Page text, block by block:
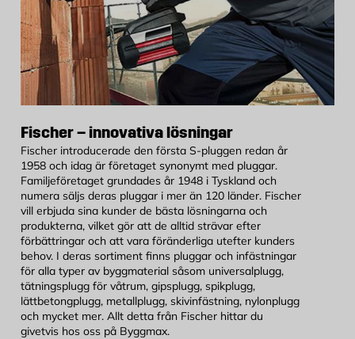
Fischer – innovativa lösningar
Fischer introducerade den första S-pluggen redan år
1958 och idag är företaget synonymt med pluggar.
Familjeföretaget grundades år 1948 i Tyskland och
numera säljs deras pluggar i mer än 120 länder. Fischer
vill erbjuda sina kunder de bästa lösningarna och
produkterna, vilket gör att de alltid strävar efter
förbättringar och att vara föränderliga utefter kunders
behov. I deras sortiment finns pluggar och infästningar
för alla typer av byggmaterial såsom universalplugg,
tätningsplugg för våtrum, gipsplugg, spikplugg,
lättbetongplugg, metallplugg, skivinfästning, nylonplugg
och mycket mer. Allt detta från Fischer hittar du
givetvis hos oss på Byggmax.